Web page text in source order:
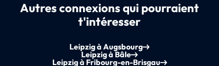
Autres connexions qui pourraient
t'intéresser
Leipzig à Augsbourg
Leipzig à Bâle
Leipzig à Fribourg-en-Brisgau